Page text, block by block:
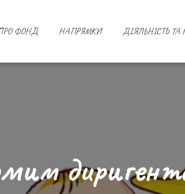
ФОНД НАПРЯМКИ ДІЯЛЬНІСТЬ